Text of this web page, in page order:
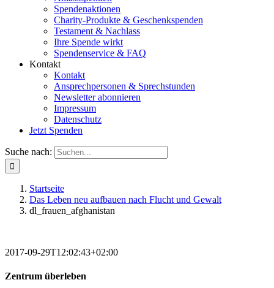
Spendenaktionen
Charity-Produkte & Geschenkspenden
Testament & Nachlass
Ihre Spende wirkt
Spendenservice & FAQ
Kontakt
Kontakt
Ansprechpersonen & Sprechstunden
Newsletter abonnieren
Impressum
Datenschutz
Jetzt Spenden
Suche nach:
Startseite
Das Leben neu aufbauen nach Flucht und Gewalt
dl_frauen_afghanistan
2017-09-29T12:02:43+02:00
Zentrum überleben